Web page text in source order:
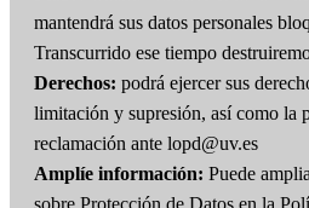
mantendrá sus datos personales
Transcurrido ese tiempo
Derechos: podrá ejercer sus
limitación y supresión, así como la
reclamación ante lopd@uv.es
Amplíe información: Puede
sobre Protección de Datos en la